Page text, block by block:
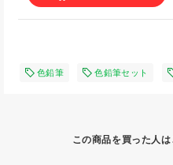
色鉛筆 色鉛筆セット
この商品を買った人